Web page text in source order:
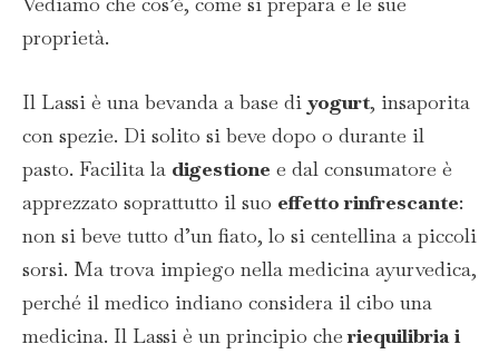
proprietà.
Il Lassi è una bevanda a base di yogurt, insaporita
con spezie. Di solito si beve dopo o durante il
pasto. Facilita la digestione e dal consumatore è
apprezzato soprattutto il suo effetto rinfrescante:
non si beve tutto d’un fiato, lo si centellina a piccoli
sorsi. Ma trova impiego nella medicina ayurvedica,
perché il medico indiano considera il cibo una
medicina. Il Lassi è un principio cheriequilibria i